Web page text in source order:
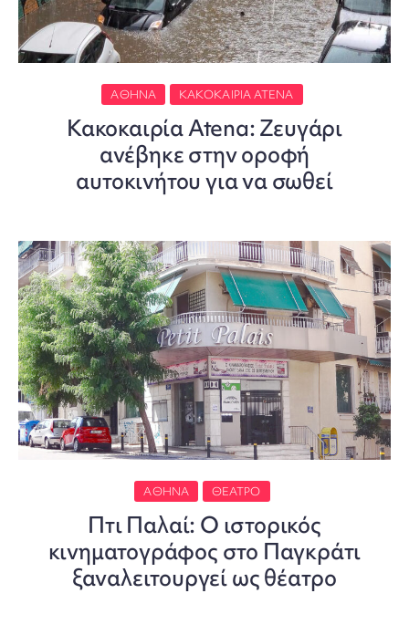
ΑΘΉΝΑ ΚΑΚΟΚΑΙΡΊΑ ATENA
Κακοκαιρία Atena: Ζευγάρι
ανέβηκε στην οροφή
αυτοκινήτου για να σωθεί
ΑΘΉΝΑ ΘΈΑΤΡΟ
Πτι Παλαί: Ο ιστορικός
κινηματογράφος στο Παγκράτι
ξαναλειτουργεί ως θέατρο